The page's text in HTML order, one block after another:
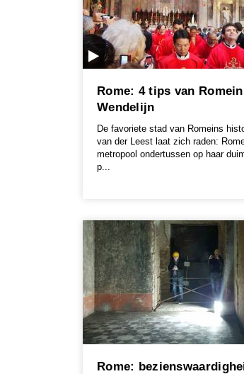
Rome: 4 tips van
Wendelijn
De favoriete stad van Romeins
van der Leest laat zich raden:
metropool ondertussen op haar
p...
Rome: